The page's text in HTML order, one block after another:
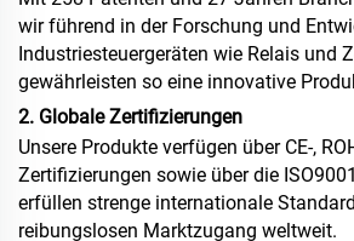
wir führend in der Forschung und
Industriesteuergeräten wie Relais und
gewährleisten so eine innovative
2. Globale Zertifizierungen
Unsere Produkte verfügen über CE-,
Zertifizierungen sowie über die
erfüllen strenge internationale
reibungslosen Marktzugang weltweit.